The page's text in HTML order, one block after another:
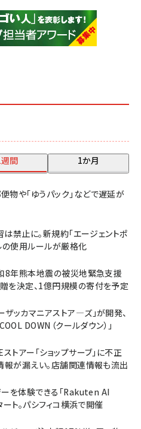
間 1か月
物や「ゆうパック」などで遅延が
禁止に。新規約「エージェントポ
の使用ルールが厳格化
和8年熊本地震の被災地緊急支援
を決定、1億円規模の寄付を予定
ッカマニアストア―ズ」が開発、
DOWN（クールダウン）」
トアー「ショップサーブ」に不正
報が漏えい。店舗関連情報も流出
を体験できる「Rakuten AI
ト。パシフィコ横浜で開催